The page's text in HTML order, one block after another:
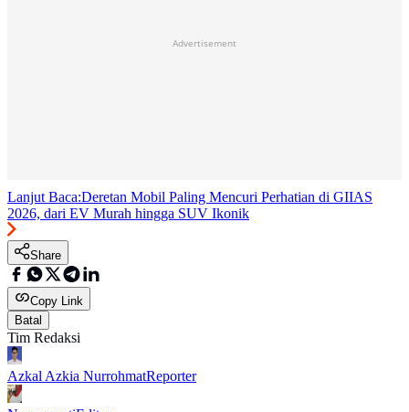
Advertisement
Lanjut Baca:Deretan Mobil Paling Mencuri Perhatian di GIIAS
2026, dari EV Murah hingga SUV Ikonik
Share
Copy Link
Batal
Tim Redaksi
Azkal Azkia NurrohmatReporter